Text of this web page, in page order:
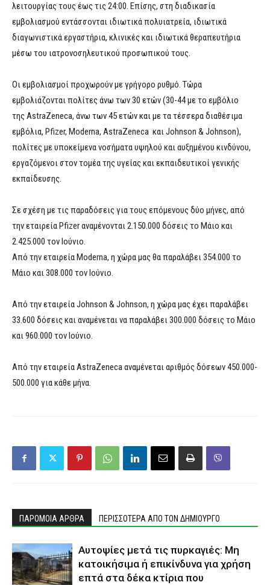
λειτουργίας τους έως τις 24:00. Επίσης, στη διαδικασία
εμβολιασμού εντάσσονται ιδιωτικά πολυιατρεία, ιδιωτικά
διαγωνιστικά εργαστήρια, κλινικές και ιδιωτικά θεραπευτήρια
μέσω του ιατρονοσηλευτικού προσωπικού τους.
Οι εμβολιασμοί προχωρούν με γρήγορο ρυθμό. Τώρα
εμβολιάζονται πολίτες άνω των 30 ετών (30-44 με το εμβόλιο
της AstraZeneca, άνω των 45 ετών και με τα τέσσερα διαθέσιμα
εμβόλια, Pfizer, Moderna, AstraZeneca και Johnson & Johnson),
πολίτες με υποκείμενα νοσήματα υψηλού και αυξημένου κινδύνου,
εργαζόμενοι στον τομέα της υγείας και εκπαιδευτικοί γενικής
εκπαίδευσης.
Σε σχέση με τις παραδόσεις για τους επόμενους δύο μήνες, από
την εταιρεία Pfizer αναμένονται 2.150.000 δόσεις το Μάιο και
2.425.000 τον Ιούνιο.
Από την εταιρεία Moderna, η χώρα μας θα παραλάβει 354.000 το
Μάιο και 308.000 τον Ιούνιο.
Από την εταιρεία Johnson & Johnson, η χώρα μας έχει παραλάβει
33.600 δόσεις και αναμένεται να παραλάβει 300.000 δόσεις το Μάιο
και 960.000 τον Ιούνιο.
Από την εταιρεία AstraZeneca αναμένεται αριθμός δόσεων 450.000-
500.000 για κάθε μήνα.
ΠΑΡΟΜΟΙΑ ΑΡΘΡΑ ΠΕΡΙΣΣΟΤΕΡΑ ΑΠΟ ΤΟΝ ΔΗΜΙΟΥΡΓΟ
Αυτοψίες μετά τις πυρκαγιές: Μη
κατοικήσιμα ή επικίνδυνα για χρήση
επτά στα δέκα κτίρια που